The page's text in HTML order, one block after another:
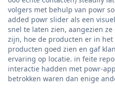
volgers met behulp van powr
added powr slider als een
snel te laten zien, aangezien
zijn, hoe de producten er in
producten goed zien en gaf
ervaring op locatie. in feite
interactie hadden met powr-
betrokken waren dan enige